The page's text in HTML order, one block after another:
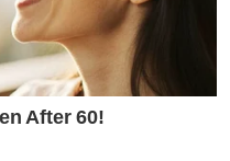
After 60!